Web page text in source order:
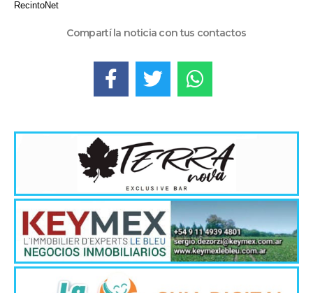
RecintoNet
Compartí la noticia con tus contactos